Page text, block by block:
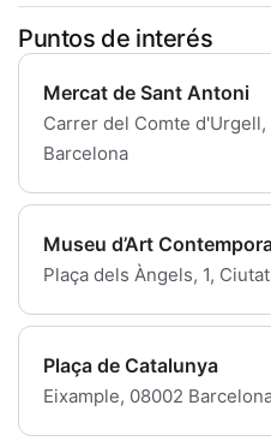
Puntos de interés
Mercat de Sant Antoni
Carrer del Comte d'Urgell,
Barcelona
Museu d’Art
Plaça dels Àngels, 1,
Plaça de Catalunya
Eixample, 08002